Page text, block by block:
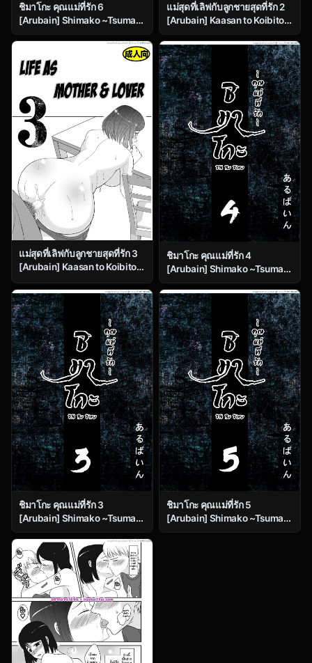
ชิมาโกะ คุณแม่ที่รัก 6
[Arubain] Shimako ~Tsuma
no Haha~ 1 | Shimako
~Mother of Wife~ Ch.6
แม่สุดที่เลิฟกับลูกชายสุดที่รัก 2
[Arubain] Kaasan to Koibito
Seikatsu 2 | Life as Mother
and Lover
แม่สุดที่เลิฟกับลูกชายสุดที่รัก 3
[Arubain] Kaasan to Koibito
and Lover 3
ชิมาโกะ คุณแม่ที่รัก 4
[Arubain] Shimako ~Tsuma
no Haha~ 1 | Shimako
~Mother of Wife~ Ch.4
ชิมาโกะ คุณแม่ที่รัก 3
[Arubain] Shimako ~Tsuma
no Haha~ 1 | Shimako
~Mother of Wife~ Ch.3
ชิมาโกะ คุณแม่ที่รัก 5
[Arubain] Shimako ~Tsuma
no Haha~ 1 | Shimako